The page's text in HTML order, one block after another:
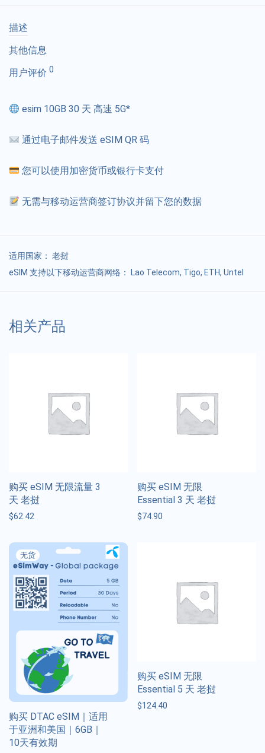
描述
其他信息
用户评价 0
esim 10GB 30 天 高速 5G*
通过电子邮件发送 eSIM QR 码
您可以使用加密货币或银行卡支付
无需与移动运营商签订协议并留下您的数据
适用国家： 老挝
eSIM 支持以下移动运营商网络： Lao Telecom, Tigo, ETH, Untel
相关产品
购买 eSIM 无限流量 3
天 老挝
$62.42
购买 eSIM 无限
Essential 3 天 老挝
$74.90
购买 DTAC eSIM｜适用
于亚洲和美国｜6GB｜
10天有效期
购买 eSIM 无限
Essential 5 天 老挝
$124.40